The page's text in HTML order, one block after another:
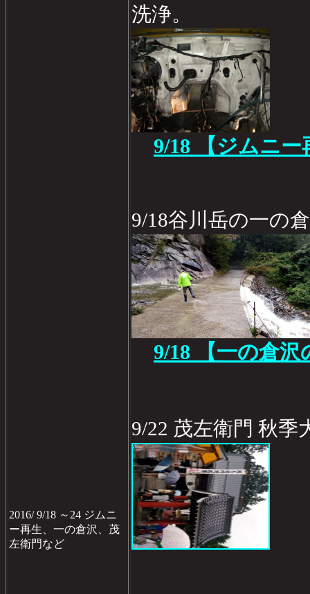
2016/ 9/18 ～24 ジムニ
ー再生、一の倉沢、茂
左衛門など
洗浄。
9/18 【ジムニー
9/18谷川岳の一の
9/18 【一の倉沢
9/22 茂左衛門 秋季